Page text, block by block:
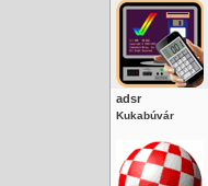
adsr
Kukabúvár